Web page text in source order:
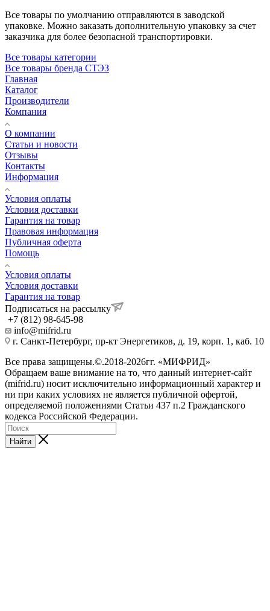
Все товары по умолчанию отправляются в заводской
упаковке. Можно заказать дополнительную упаковку за счет
заказчика для более безопасной транспортировки.
Все товары категории
Все товары бренда СТЭЗ
Главная
Каталог
Производители
Компания
О компании
Статьи и новости
Отзывы
Контакты
Информация
Условия оплаты
Условия доставки
Гарантия на товар
Правовая информация
Публичная оферта
Помощь
Условия оплаты
Условия доставки
Гарантия на товар
Подписаться на рассылку
+7 (812) 98-645-98
info@mifrid.ru
г. Санкт-Петербург, пр-кт Энергетиков, д. 19, корп. 1, каб. 10
Все права защищены.©.2018-2026гг. «МИФРИД»
Обращаем ваше внимание на то, что данный интернет-сайт
(mifrid.ru) носит исключительно информационный характер и
ни при каких условиях не является публичной офертой,
определяемой положениями Статьи 437 п.2 Гражданского
кодекса Российской Федерации.
Найти